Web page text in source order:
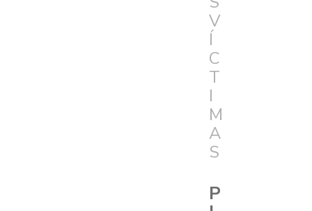
V
Í
C
T
I
M
A
S
P